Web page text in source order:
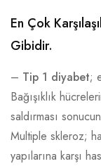
En Çok
Gibidir.
– Tip 1 diyabet;
Bağışıklık
saldırması
Multiple skleroz;
yapılarına karşı